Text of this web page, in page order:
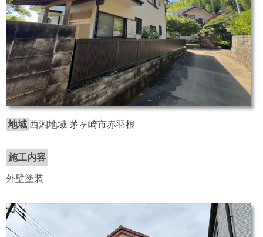
地域 西湘地域 茅ヶ崎市赤羽根
施工内容
外壁塗装